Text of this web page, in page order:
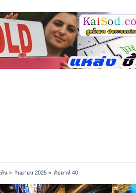
น» กันยายน 2025» สัปดาห์ 40